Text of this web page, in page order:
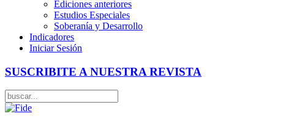
Ediciones anteriores
Estudios Especiales
Soberanía y Desarrollo
Indicadores
Iniciar Sesión
SUSCRIBITE A NUESTRA REVISTA